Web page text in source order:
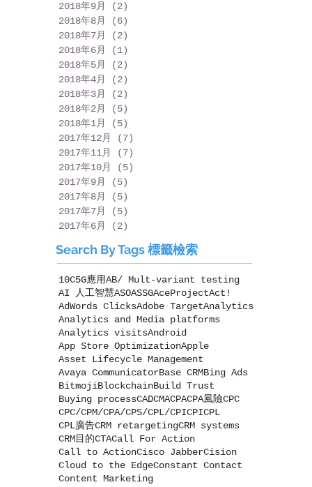
2018年9月
(2)
2018年8月
(6)
2018年7月
(2)
2018年6月
(1)
2018年5月
(2)
2018年4月
(2)
2018年3月
(2)
2018年2月
(5)
2018年1月
(5)
2017年12月
(7)
2017年11月
(7)
2017年10月
(5)
2017年9月
(5)
2017年8月
(5)
2017年7月
(5)
2017年6月
(2)
Search By Tags 標籤檢索
10C5G應用AB/ Mult-variant testing
AI 人工智慧ASOASSGAceProjectAct!
AdWords ClicksAdobe TargetAnalytics
Analytics and Media platforms
Analytics visitsAndroid
App Store OptimizationApple
Asset Lifecycle Management
Avaya CommunicatorBase CRMBing Ads
BitmojiBlockchainBuild Trust
Buying processCADCMACPACPA風險CPC
CPC/CPM/CPA/CPS/CPL/CPICPICPL
CPL廣告CRM retargetingCRM systems
CRM目的CTACall For Action
Call to ActionCisco JabberCision
Cloud to the EdgeConstant Contact
Content Marketing